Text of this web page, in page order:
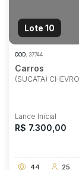
Lote 10
COD. 37744
Carros
(SUCATA)
Lance Inicial
R$ 7.300,00
44 25